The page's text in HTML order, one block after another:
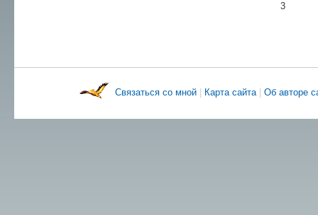
3
Связаться со мной Карта сайта|Об авторе